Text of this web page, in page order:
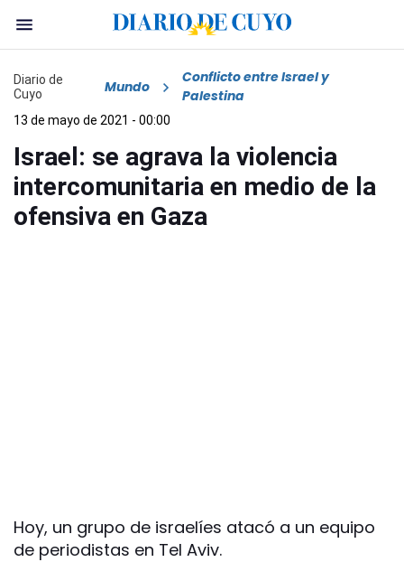
Diario de
Cuyo
Mundo
Conflicto entre Israel y
Palestina
13 de mayo de 2021 - 00:00
Israel: se agrava la violencia
intercomunitaria en medio de la
ofensiva en Gaza
Hoy, un grupo de israelíes atacó a un equipo
de periodistas en Tel Aviv.